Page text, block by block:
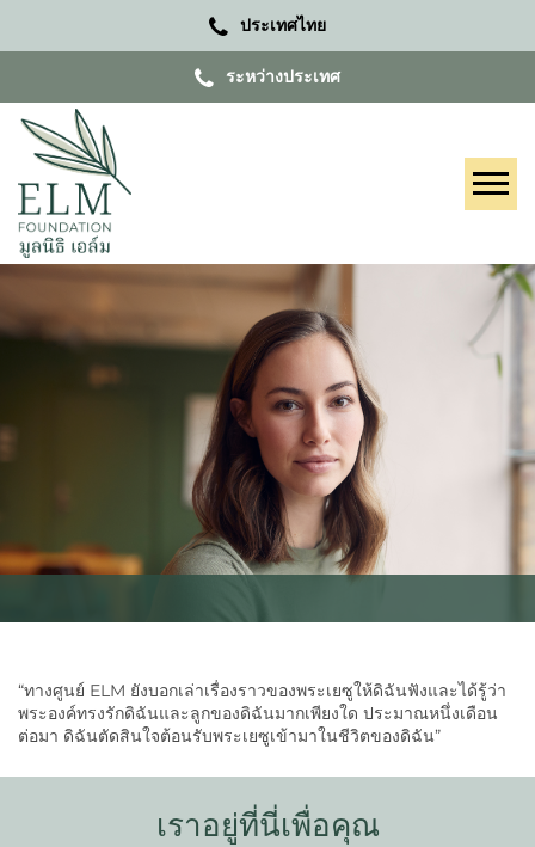
ประเทศไทย
ระหว่างประเทศ
“ทางศูนย์ ELM ยังบอกเล่าเรื่องราวของพระเยซูให้ดิฉันฟังและได้รู้ว่า
พระองค์ทรงรักดิฉันและลูกของดิฉันมากเพียงใด ประมาณหนึ่งเดือน
ต่อมา ดิฉันตัดสินใจต้อนรับพระเยซูเข้ามาในชีวิตของดิฉัน”
เราอยู่ที่นี่เพื่อคุณ